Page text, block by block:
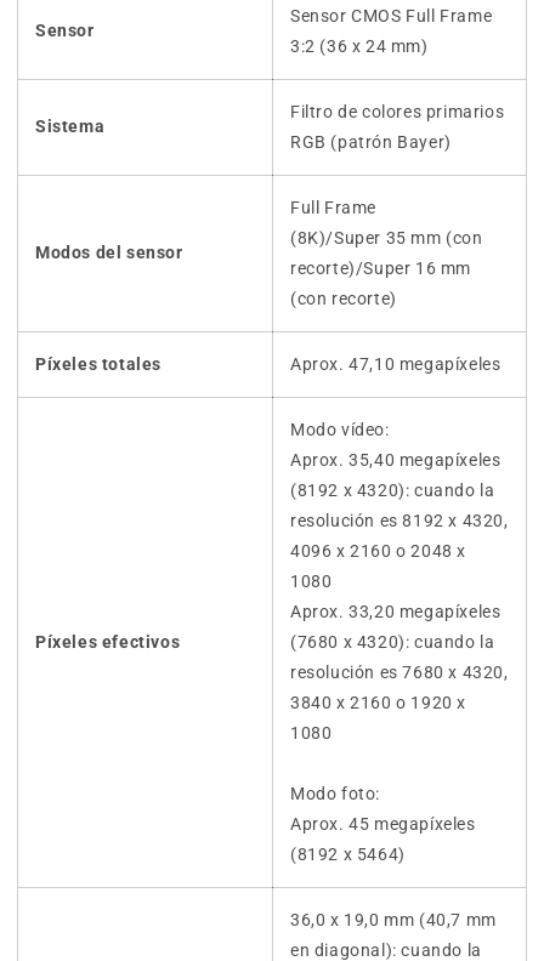
Sensor
Sensor CMOS Full Frame
3:2 (36 x 24 mm)
Sistema
Filtro de colores primarios
RGB (patrón Bayer)
Modos del sensor
Full Frame
(8K)/Super 35 mm (con
recorte)/Super 16 mm
(con recorte)
Píxeles totales Aprox. 47,10 megapíxeles
Píxeles efectivos
Modo vídeo:
Aprox. 35,40 megapíxeles
(8192 x 4320): cuando la
resolución es 8192 x 4320,
4096 x 2160 o 2048 x
1080
Aprox. 33,20 megapíxeles
(7680 x 4320): cuando la
resolución es 7680 x 4320,
3840 x 2160 o 1920 x
1080
Modo foto:
Aprox. 45 megapíxeles
(8192 x 5464)
36,0 x 19,0 mm (40,7 mm
en diagonal): cuando la